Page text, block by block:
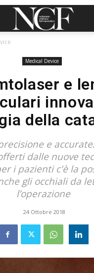
Medical Device
e
della
e
dalle nuove
i pazienti c'è la
gli occhiali da
l’operazione
24 Ottobre 2018